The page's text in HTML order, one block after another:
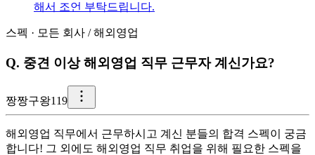
해서 조언 부탁드립니다.
스펙 · 모든 회사 /해외영업
Q. 중견 이상 해외영업 직무 근무자 계신가요?
짱짱구왕119
해외영업 직무에서 근무하시고 계신 분들의 합격 스펙이 궁금
합니다! 그 외에도 해외영업 직무 취업을 위해 필요한 스펙을